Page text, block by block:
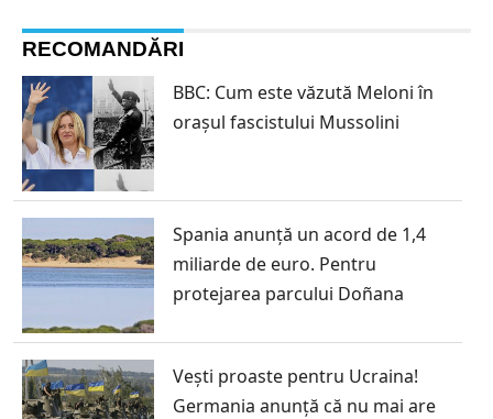
RECOMANDĂRI
BBC: Cum este văzută Meloni în
orașul fascistului Mussolini
Spania anunță un acord de 1,4
miliarde de euro. Pentru
protejarea parcului Doñana
Vești proaste pentru Ucraina!
Germania anunță că nu mai are